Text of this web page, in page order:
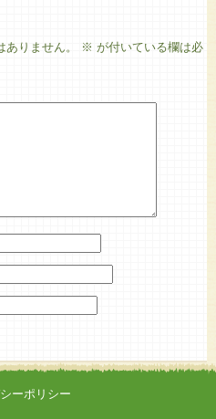
りません。 ※ が付いている欄は必
ーポリシー